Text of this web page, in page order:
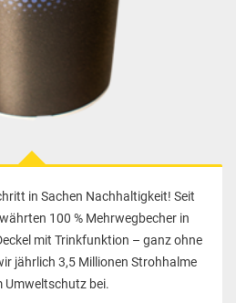
in Sachen Nachhaltigkeit! Seit
100 % Mehrwegbecher in
mit Trinkfunktion – ganz ohne
jährlich 3,5 Millionen Strohhalme
Umweltschutz bei.